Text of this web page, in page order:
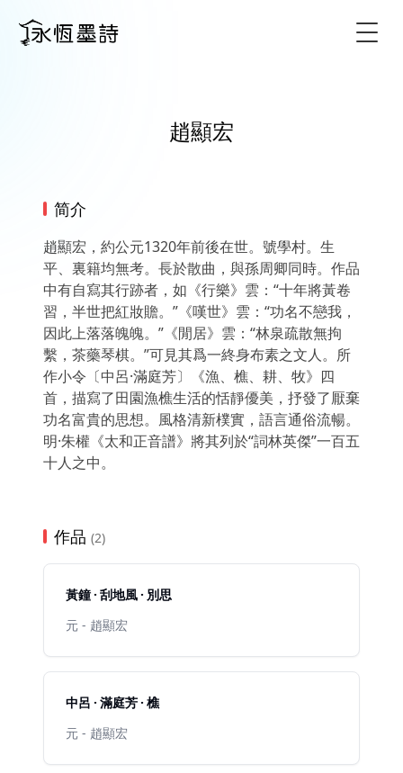
趙顯宏
简介
趙顯宏，約公元1320年前後在世。號學村。生
平、裏籍均無考。長於散曲，與孫周卿同時。作品
中有自寫其行跡者，如《行樂》雲：“十年將黃卷
習，半世把紅妝贍。”《嘆世》雲：“功名不戀我，
因此上落落魄魄。”《閒居》雲：“林泉疏散無拘
繫，茶藥琴棋。”可見其爲一終身布素之文人。所
作小令〔中呂·滿庭芳〕《漁、樵、耕、牧》四
首，描寫了田園漁樵生活的恬靜優美，抒發了厭棄
功名富貴的思想。風格清新樸實，語言通俗流暢。
明·朱權《太和正音譜》將其列於“詞林英傑”一百五
十人之中。
作品 (2)
黃鐘 · 刮地風 · 別思
元 - 趙顯宏
中呂 · 滿庭芳 · 樵
元 - 趙顯宏